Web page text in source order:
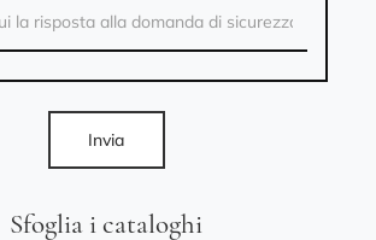
Sfoglia i cataloghi
Invia